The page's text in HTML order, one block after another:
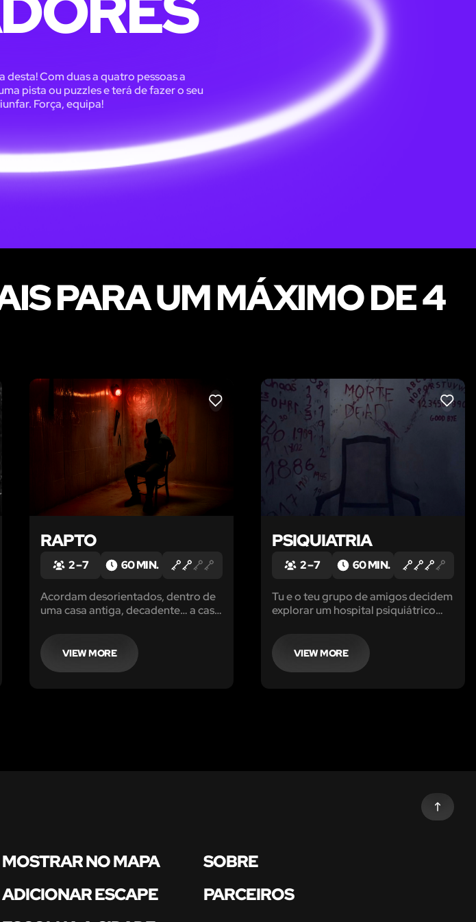
Com duas a quatro pessoas a
pista ou puzzles e terá de fazer o seu
Força, equipa!
PARA UM MÁXIMO DE 4
LIKE
RAPTO
2 – 7 60 MIN.
Acordam desorientados, dentro de
uma casa antiga, decadente… a casa
cada mancha no chão conta a
história de quem já lá esteve - e não
saiu. O vosso capitão foi levado.
VIEW MORE
LIKE
PSIQUIATRIA
2 – 7 60 MIN.
Tu e o teu grupo de amigos decidem
explorar um hospital psiquiátrico
curiosidade e por um mistério
familiar não resolvido. Há muitos
anos, o teu avô desapareceu
VIEW MORE
MOSTRAR NO MAPA
SOBRE
ADICIONAR ESCAPE
PARCEIROS